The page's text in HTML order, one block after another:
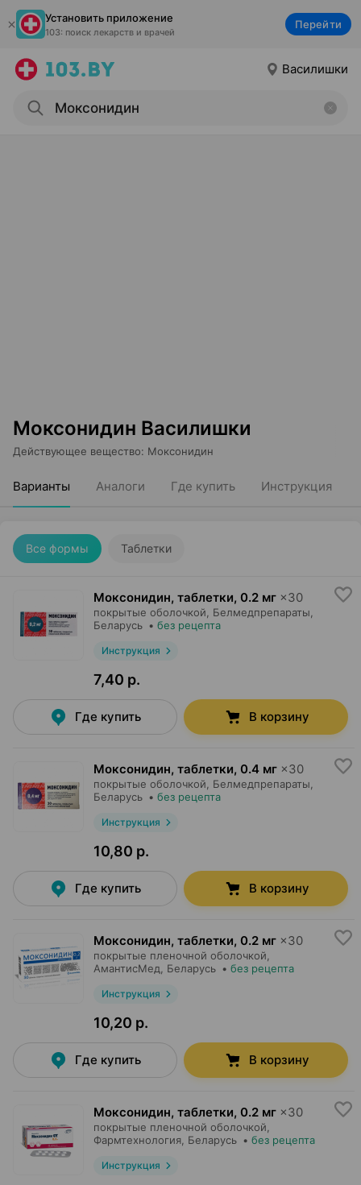
Установить приложение
103: поиск лекарств и врачей
Перейти
Василишки
Моксонидин Василишки
Действующее вещество: Моксонидин
Варианты Аналоги Где купить Инструкция
Все формы Таблетки
Моксонидин, таблетки, 0.2 мг ×30
покрытые оболочкой, Белмедпрепараты
Беларусь • без рецепта
Инструкция
7,40 р.
Где купить В корзину
Моксонидин, таблетки, 0.4 мг ×30
покрытые оболочкой, Белмедпрепараты
Беларусь • без рецепта
Инструкция
10,80 р.
Где купить В корзину
Моксонидин, таблетки, 0.2 мг ×30
покрытые пленочной оболочкой,
АмантисМед , Беларусь • без рецепта
Инструкция
10,20 р.
Где купить В корзину
Моксонидин, таблетки, 0.2 мг ×30
покрытые пленочной оболочкой,
Фармтехнология , Беларусь • без рецепта
Инструкция